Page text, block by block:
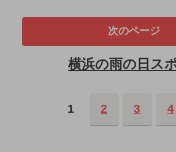
次のページ
横浜の雨の日ス
1 2 3 4